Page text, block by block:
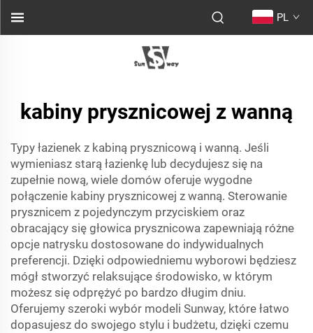
PL
kabiny prysznicowej z wanną
Typy łazienek z kabiną prysznicową i wanną. Jeśli
wymieniasz starą łazienkę lub decydujesz się na
zupełnie nową, wiele domów oferuje wygodne
połączenie kabiny prysznicowej z wanną. Sterowanie
prysznicem z pojedynczym przyciskiem oraz
obracający się głowica prysznicowa zapewniają różne
opcje natrysku dostosowane do indywidualnych
preferencji. Dzięki odpowiedniemu wyborowi będziesz
mógł stworzyć relaksujące środowisko, w którym
możesz się odprężyć po bardzo długim dniu.
Oferujemy szeroki wybór modeli Sunway, które łatwo
dopasujesz do swojego stylu i budżetu, dzięki czemu